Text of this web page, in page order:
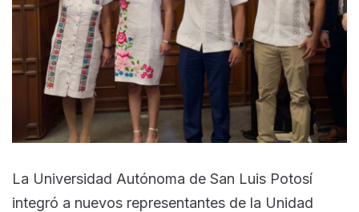
La Universidad Autónoma de San Luis Potosí
integró a nuevos representantes de la Unidad